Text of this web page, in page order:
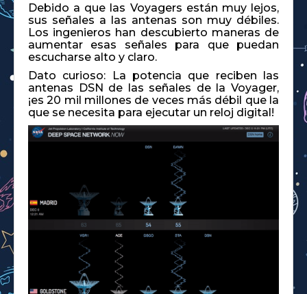
Debido a que las Voyagers están muy lejos,
sus señales a las antenas son muy débiles.
Los ingenieros han descubierto maneras de
aumentar esas señales para que puedan
escucharse alto y claro.
Dato curioso: La potencia que reciben las
antenas DSN de las señales de la Voyager,
¡es 20 mil millones de veces más débil que la
que se necesita para ejecutar un reloj digital!